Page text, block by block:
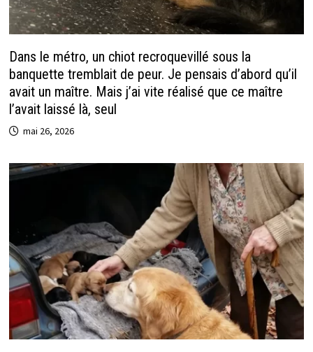
Dans le métro, un chiot recroquevillé sous la
banquette tremblait de peur. Je pensais d’abord qu’il
avait un maître. Mais j’ai vite réalisé que ce maître
l’avait laissé là, seul
mai 26, 2026